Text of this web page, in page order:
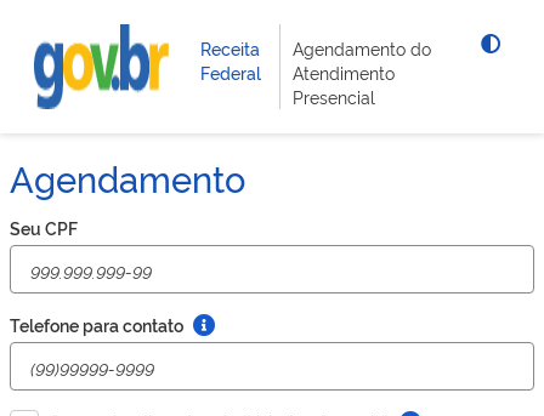
Receita
Federal
Agendamento do
Atendimento
Presencial
Agendamento
Seu CPF
Telefone para contato